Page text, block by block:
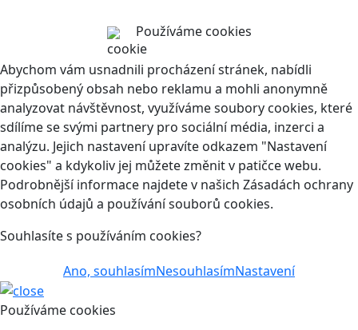
Používáme cookies
Abychom vám usnadnili procházení stránek, nabídli
přizpůsobený obsah nebo reklamu a mohli anonymně
analyzovat návštěvnost, využíváme soubory cookies, které
sdílíme se svými partnery pro sociální média, inzerci a
analýzu. Jejich nastavení upravíte odkazem "Nastavení
cookies" a kdykoliv jej můžete změnit v patičce webu.
Podrobnější informace najdete v našich Zásadách ochrany
osobních údajů a používání souborů cookies.
Souhlasíte s používáním cookies?
Ano, souhlasímNesouhlasímNastavení
Používáme cookies